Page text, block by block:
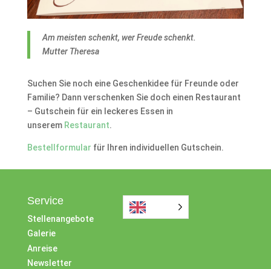
Am meisten schenkt, wer Freude schenkt.
Mutter Theresa
Suchen Sie noch eine Geschenkidee für Freunde oder
Familie? Dann verschenken Sie doch einen Restaurant
– Gutschein für ein leckeres Essen in
unserem Restaurant.
Bestellformular für Ihren individuellen Gutschein.
Service
Stellenangebote
Galerie
Anreise
Newsletter